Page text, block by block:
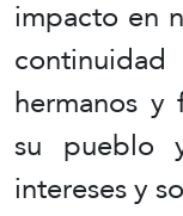
impacto en
hermanos
su pueblo
intereses y